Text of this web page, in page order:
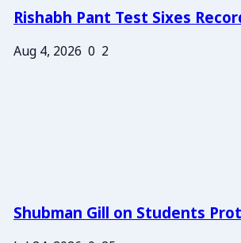
Rishabh Pant Test Sixes
Aug 4, 2026 0 2
Shubman Gill on Students